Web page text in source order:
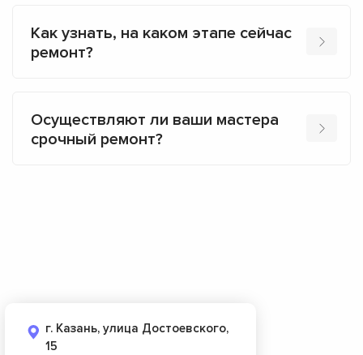
Как узнать, на каком этапе сейчас
ремонт?
Осуществляют ли ваши мастера
срочный ремонт?
г. Казань, улица Достоевского,
15